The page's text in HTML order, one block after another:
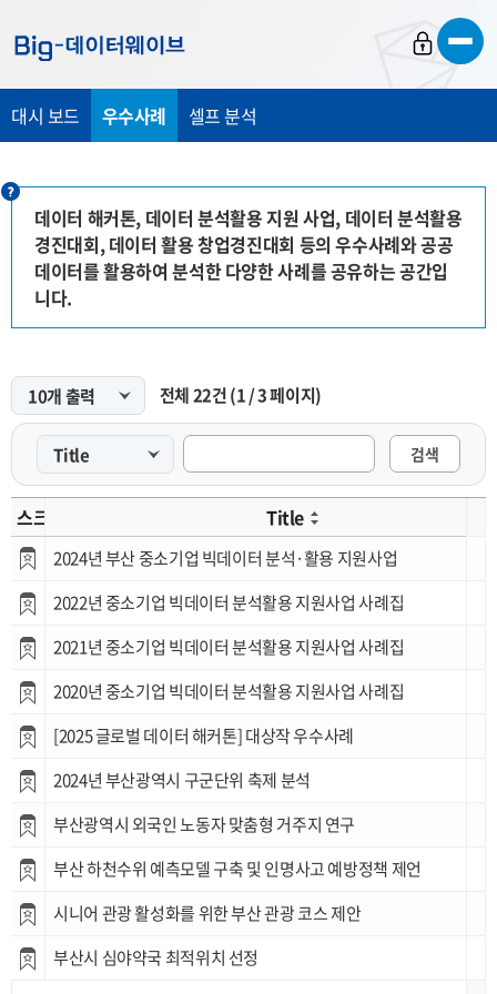
가
가
가
대시 보드 우수사례 셀프 분석
데이터 해커톤, 데이터 분석활용 지원 사업, 데이터 분석활용
경진대회, 데이터 활용 창업경진대회 등의 우수사례와 공공
데이터를 활용하여 분석한 다양한 사례를 공유하는 공간입
니다.
전체22건(1/3페이지)
검색
스크랩 Title
2024년 부산 중소기업 빅데이터 분석·활용 지원사업
2022년 중소기업 빅데이터 분석활용 지원사업 사례집
2021년 중소기업 빅데이터 분석활용 지원사업 사례집
2020년 중소기업 빅데이터 분석활용 지원사업 사례집
[2025 글로벌 데이터 해커톤] 대상작 우수사례
2024년 부산광역시 구군단위 축제 분석
부산광역시 외국인 노동자 맞춤형 거주지 연구
부산 하천수위 예측모델 구축 및 인명사고 예방정책 제언
시니어 관광 활성화를 위한 부산 관광 코스 제안
부산시 심야약국 최적위치 선정